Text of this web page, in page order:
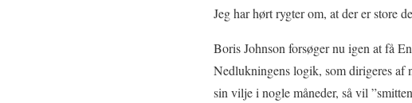
Jeg har hørt rygter om, at der er store
Boris Johnson forsøger nu igen at få
Nedlukningens logik, som dirigeres af
sin vilje i nogle måneder, så vil